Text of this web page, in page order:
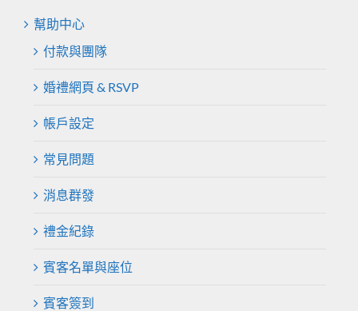
幫助中心
付款與團隊
婚禮網頁 & RSVP
帳戶設定
常見問題
消息群發
禮金紀錄
賓客名單與座位
賓客簽到